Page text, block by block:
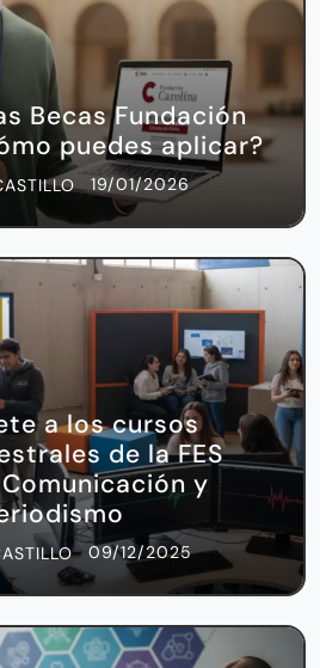
Becas Fundación
puedes aplicar?
19/01/2026
a los cursos
de la FES
y
09/12/2025